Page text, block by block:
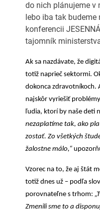
do nich plánujeme v
lebo iba tak budeme
konferencii
tajomník
Ak sa nazdávate, že
totiž naprieč sektormi.
dokonca zdravotníkoch.
najskôr vyriešiť
ľudia, ktorí by naše deti
nezaplatíme tak, ako
zostať. Zo všetkých
žalostne málo,“
Vzorec na to, že aj štát
totiž dnes už – podľa
porovnateľne s trhom:
Zmenili sme to a